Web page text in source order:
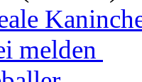
melden